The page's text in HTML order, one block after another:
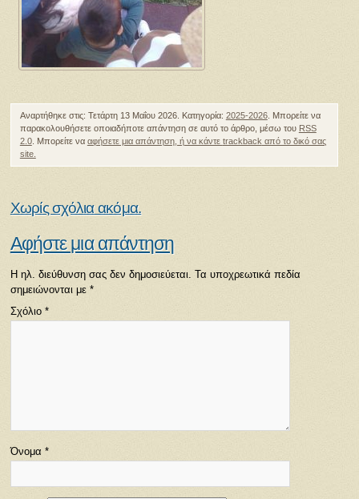
Αναρτήθηκε στις: Τετάρτη 13 Μαΐου 2026. Κατηγορία: 2025-2026. Μπορείτε να
παρακολουθήσετε οποιαδήποτε απάντηση σε αυτό το άρθρο, μέσω του RSS
2.0. Μπορείτε να αφήσετε μια απάντηση, ή να κάντε trackback από το δικό σας
site.
Χωρίς σχόλια ακόμα.
Αφήστε μια απάντηση
Η ηλ. διεύθυνση σας δεν δημοσιεύεται. Τα υποχρεωτικά πεδία
σημειώνονται με *
Σχόλιο *
Όνομα *